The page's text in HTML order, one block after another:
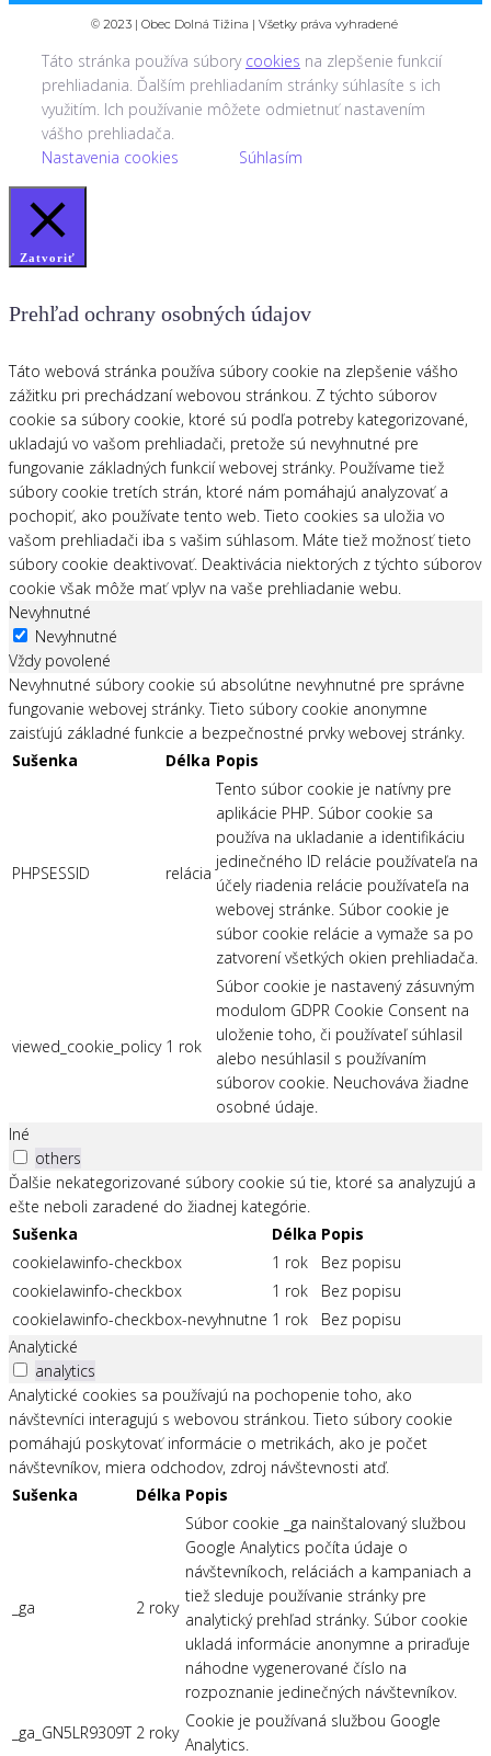
© 2023 | Obec Dolná Tižina | Všetky práva vyhradené
Táto stránka používa súbory cookies na zlepšenie funkcií
prehliadania. Ďalším prehliadaním stránky súhlasíte s ich
využitím. Ich používanie môžete odmietnuť nastavením
vášho prehliadača.
Nastavenia cookies
Súhlasím
Zatvoriť
Prehľad ochrany osobných údajov
Táto webová stránka používa súbory cookie na zlepšenie vášho
zážitku pri prechádzaní webovou stránkou. Z týchto súborov
cookie sa súbory cookie, ktoré sú podľa potreby kategorizované,
ukladajú vo vašom prehliadači, pretože sú nevyhnutné pre
fungovanie základných funkcií webovej stránky. Používame tiež
súbory cookie tretích strán, ktoré nám pomáhajú analyzovať a
pochopiť, ako používate tento web. Tieto cookies sa uložia vo
vašom prehliadači iba s vašim súhlasom. Máte tiež možnosť tieto
súbory cookie deaktivovať. Deaktivácia niektorých z týchto súborov
cookie však môže mať vplyv na vaše prehliadanie webu.
Nevyhnutné
Nevyhnutné
Vždy povolené
Nevyhnutné súbory cookie sú absolútne nevyhnutné pre správne
fungovanie webovej stránky. Tieto súbory cookie anonymne
zaisťujú základné funkcie a bezpečnostné prvky webovej stránky.
Sušenka
Délka Popis
PHPSESSID relácia
Tento súbor cookie je natívny pre
aplikácie PHP. Súbor cookie sa
používa na ukladanie a identifikáciu
jedinečného ID relácie používateľa na
účely riadenia relácie používateľa na
webovej stránke. Súbor cookie je
súbor cookie relácie a vymaže sa po
zatvorení všetkých okien prehliadača.
viewed_cookie_policy 1 rok
Súbor cookie je nastavený zásuvným
modulom GDPR Cookie Consent na
uloženie toho, či používateľ súhlasil
alebo nesúhlasil s používaním
súborov cookie. Neuchováva žiadne
osobné údaje.
Iné
others
Ďalšie nekategorizované súbory cookie sú tie, ktoré sa analyzujú a
ešte neboli zaradené do žiadnej kategórie.
Sušenka
Délka Popis
cookielawinfo-checkbox
1 rok
Bez popisu
cookielawinfo-checkbox
1 rok
Bez popisu
cookielawinfo-checkbox-nevyhnutne 1 rok
Bez popisu
Analytické
analytics
Analytické cookies sa používajú na pochopenie toho, ako
návštevníci interagujú s webovou stránkou. Tieto súbory cookie
pomáhajú poskytovať informácie o metrikách, ako je počet
návštevníkov, miera odchodov, zdroj návštevnosti atď.
Sušenka
Délka Popis
_ga 2 roky
Súbor cookie _ga nainštalovaný službou
Google Analytics počíta údaje o
návštevníkoch, reláciách a kampaniach a
tiež sleduje používanie stránky pre
analytický prehľad stránky. Súbor cookie
ukladá informácie anonymne a priraďuje
náhodne vygenerované číslo na
rozpoznanie jedinečných návštevníkov.
_ga_GN5LR9309T 2 roky
Cookie je používaná službou Google
Analytics.